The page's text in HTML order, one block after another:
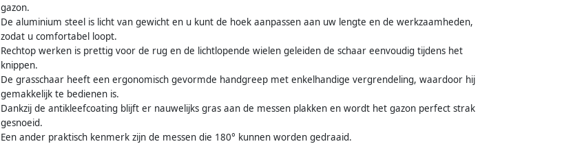
gazon.
De aluminium steel is licht van gewicht en u kunt de hoek aanpassen aan uw lengte en de werkzaamheden,
zodat u comfortabel loopt.
Rechtop werken is prettig voor de rug en de lichtlopende wielen geleiden de schaar eenvoudig tijdens het
knippen.
De grasschaar heeft een ergonomisch gevormde handgreep met enkelhandige vergrendeling, waardoor hij
gemakkelijk te bedienen is.
Dankzij de antikleefcoating blijft er nauwelijks gras aan de messen plakken en wordt het gazon perfect strak
gesnoeid.
Een ander praktisch kenmerk zijn de messen die 180° kunnen worden gedraaid.